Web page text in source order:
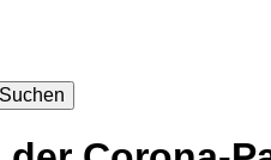
Suchen